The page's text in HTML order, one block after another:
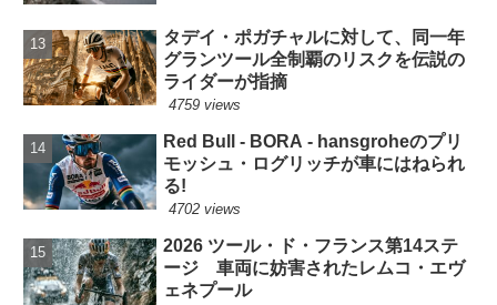
タデイ・ポガチャルに対して、同一年
グランツール全制覇のリスクを伝説の
ライダーが指摘
4759 views
Red Bull - BORA - hansgroheのプリ
モッシュ・ログリッチが車にはねられ
る!
4702 views
2026 ツール・ド・フランス第14ステ
ージ 車両に妨害されたレムコ・エヴ
ェネプール